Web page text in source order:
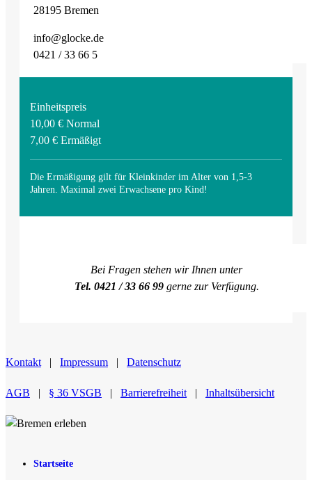
28195 Bremen
info@glocke.de
0421 / 33 66 5
Einheitspreis
10,00 € Normal
7,00 € Ermäßigt
Die Ermäßigung gilt für Kleinkinder im Alter von 1,5-3
Jahren. Maximal zwei Erwachsene pro Kind!
Bei Fragen stehen wir Ihnen unter
Tel. 0421 / 33 66 99 gerne zur Verfügung.
Kontakt | Impressum | Datenschutz
AGB | § 36 VSGB | Barrierefreiheit | Inhaltsübersicht
Startseite